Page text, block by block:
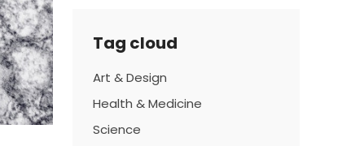
Tag cloud
Art & Design
Health & Medicine
Science